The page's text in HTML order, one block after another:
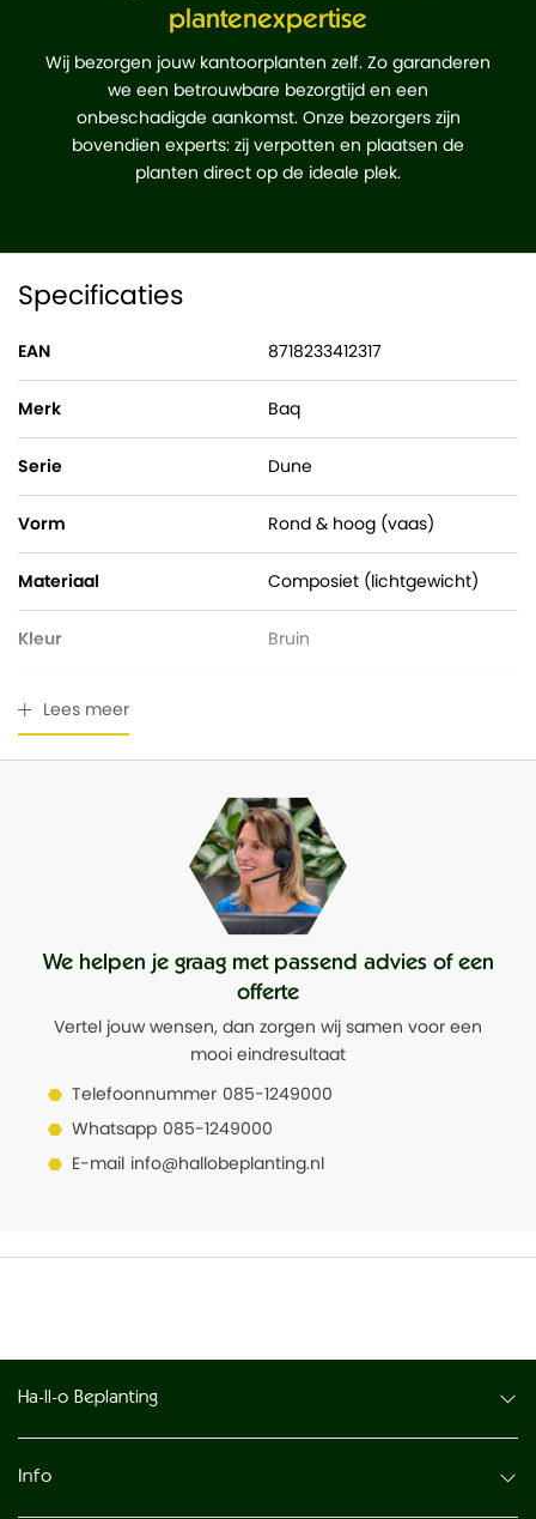
plantenexpertise
Wij bezorgen jouw kantoorplanten zelf. Zo garanderen
we een betrouwbare bezorgtijd en een
onbeschadigde aankomst. Onze bezorgers zijn
bovendien experts: zij verpotten en plaatsen de
planten direct op de ideale plek.
Specificaties
EAN 8718233412317
Merk Baq
Serie Dune
Vorm Rond & hoog (vaas)
Materiaal Composiet (lichtgewicht)
Kleur Bruin
Pot diameter 35,00 cm
27,00 cm
Geschikt voor buiten Ja
Nee
Lees meer
We helpen je graag met passend advies of een
offerte
Vertel jouw wensen, dan zorgen wij samen voor een
mooi eindresultaat
Telefoonnummer 085-1249000
Whatsapp 085-1249000
E-mail info@hallobeplanting.nl
Ha-ll-o Beplanting
Info